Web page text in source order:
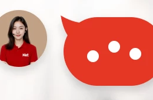
เลือกแบบไหนให้เหมาะกับ